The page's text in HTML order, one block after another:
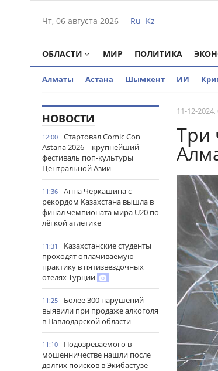
Чт, 06 августа 2026 Ru Kz
ОБЛАСТИ МИР ПОЛИТИКА
Алматы Астана Шымкент ИИ
НОВОСТИ
12:00
Стартовал Comic Con
Astana 2026 – крупнейший
фестиваль поп-культуры
Центральной Азии
11:36
Анна Черкашина с
рекордом Казахстана вышла в
финал чемпионата мира U20 по
лёгкой атлетике
11:31
Казахстанские студенты
проходят оплачиваемую
практику в пятизвездочных
отелях Турции
11:25
Более 300 нарушений
выявили при продаже алкоголя
в Павлодарской области
11:10
Подозреваемого в
мошенничестве нашли после
долгих поисков в Экибастузе
11-12-2024,
Три